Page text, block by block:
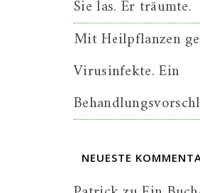
Sie las. Er träumte.
Mit Heilpflanzen
Virusinfekte. Ein
NEUESTE